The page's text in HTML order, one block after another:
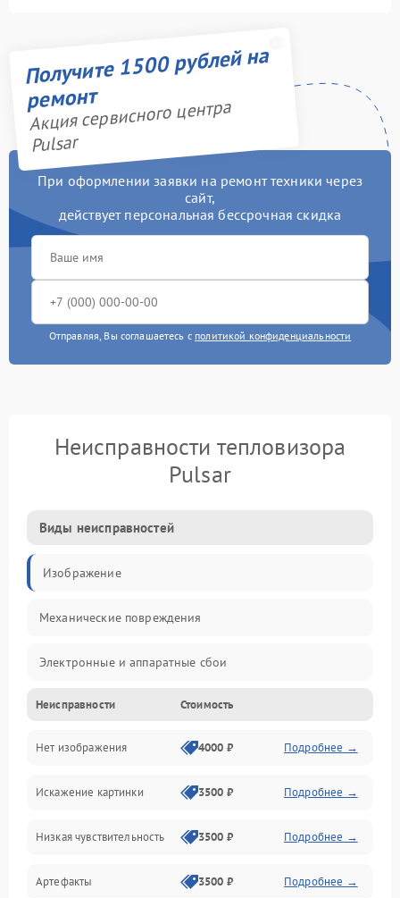
Получите 1500 рублей на
ремонт
Акция сервисного центра
Pulsar
При оформлении заявки на ремонт техники через
сайт,
действует персональная бессрочная скидка
Отправляя, Вы соглашаетесь с политикой конфиденциальности
Неисправности тепловизора
Pulsar
Виды неисправностей
Изображение
Механические повреждения
Электронные и аппаратные сбои
Неисправности сенсора и оптики
Программные ошибки
Электропитание
Измерения
Матрица
Неисправности Стоимость
Нет изображения 4000 ₽ Подробнее →
Искажение картинки 3500 ₽ Подробнее →
Низкая чувствительность 3500 ₽ Подробнее →
Артефакты 3500 ₽ Подробнее →